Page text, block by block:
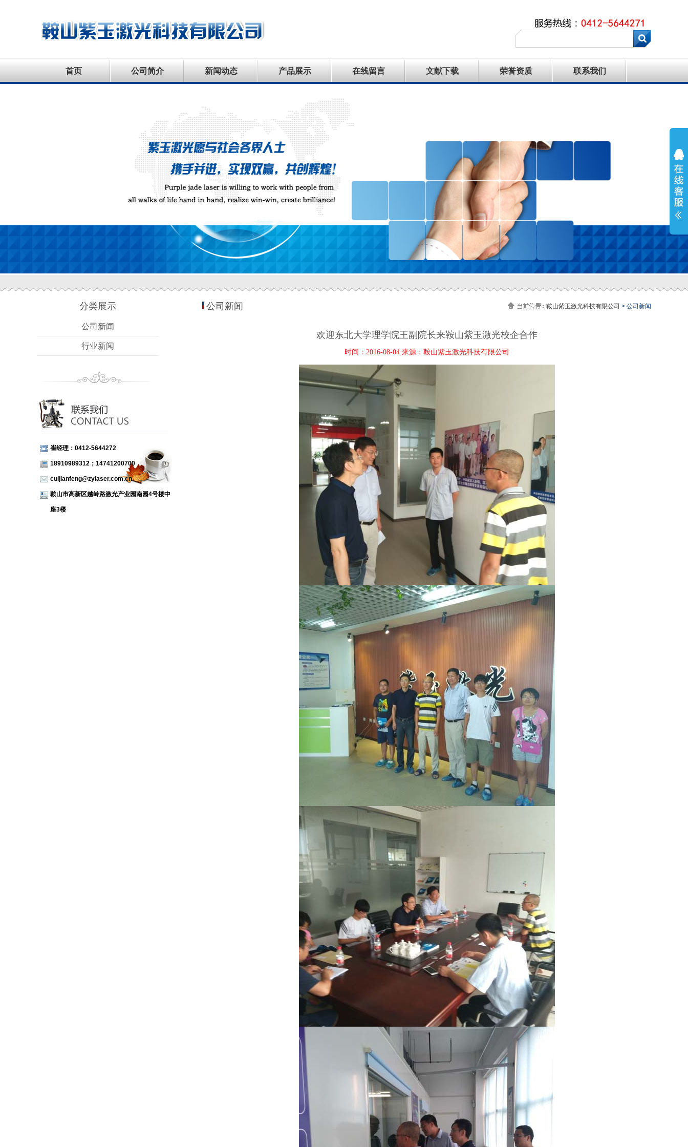
首页 公司简介 新闻动态 产品展示 在线留言 文献下载 荣誉资质 联系我们
分类展示
公司新闻
行业新闻
崔经理：0412-5644272
18910989312；14741200700
cuijianfeng@zylaser.com.cn
鞍山市高新区越岭路激光产业园南园4号楼中
座3楼
公司新闻 鞍山紫玉激光科技有限公司 > 公司新闻
欢迎东北大学理学院王副院长来鞍山紫玉激光校企合作
时间：2016-08-04 来源：鞍山紫玉激光科技有限公司